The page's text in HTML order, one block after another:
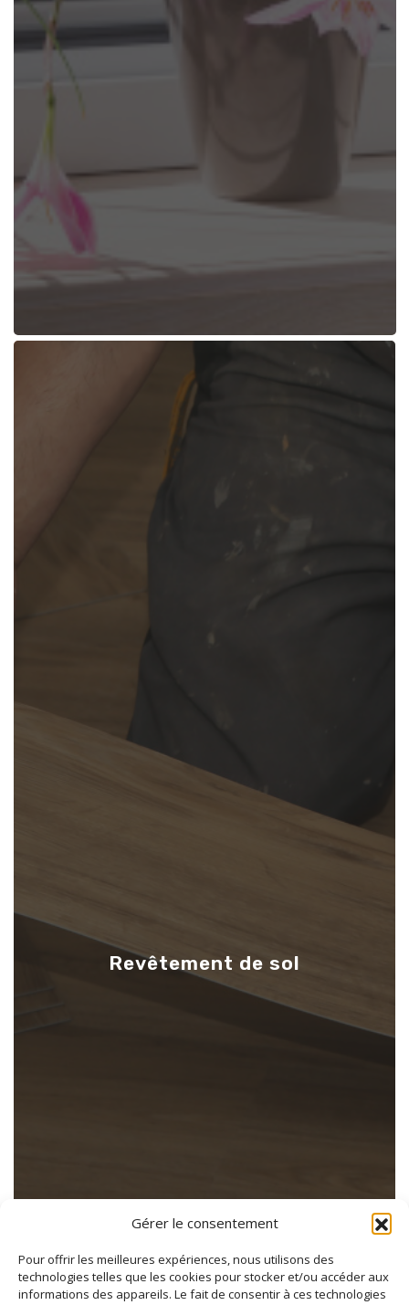
Gérer le consentement
Pour offrir les meilleures expériences, nous utilisons des
technologies telles que les cookies pour stocker et/ou accéder aux
informations des appareils. Le fait de consentir à ces technologies
Revêtement de sol